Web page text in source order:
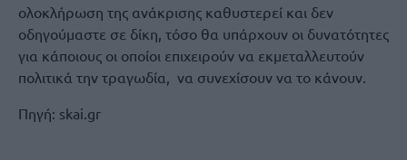
ολοκλήρωση της ανάκρισης καθυστερεί και δεν
οδηγούμαστε σε δίκη, τόσο θα υπάρχουν οι δυνατότητες
για κάποιους οι οποίοι επιχειρούν να εκμεταλλευτούν
πολιτικά την τραγωδία, να συνεχίσουν να το κάνουν.
Πηγή: skai.gr